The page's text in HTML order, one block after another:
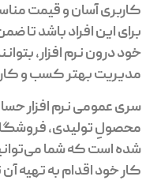
کاربری آسان و قیمت
برای این افراد باشد تا
خود درون نرم افزار،
مدیریت بهتر کسب و
سری عمومی نرم افزار
محصولِ تولیدی،
شده است که شما
کار خود اقدام به تهیه آن